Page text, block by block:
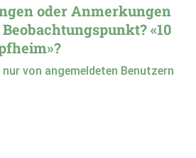
oder Anmerkungen
«10
von angemeldeten Benutzern